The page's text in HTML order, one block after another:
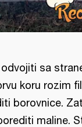
sa
koru rozim
borovnice.
maline.